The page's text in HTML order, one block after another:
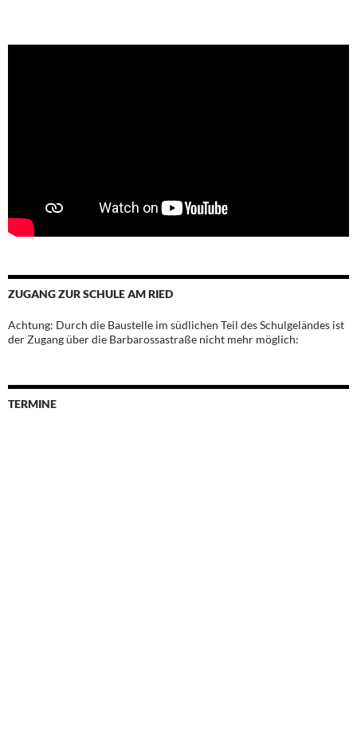
ZUGANG ZUR SCHULE AM RIED
Achtung: Durch die Baustelle im südlichen Teil des Schulgeländes ist
der Zugang über die Barbarossastraße nicht mehr möglich:
TERMINE